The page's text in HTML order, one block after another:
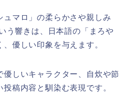
マロ」の柔らかさや親しみ
う響きは、日本語の「まろや
優しい印象を与えます。
優しいキャラクター、自炊や節
稿内容と馴染む表現です。